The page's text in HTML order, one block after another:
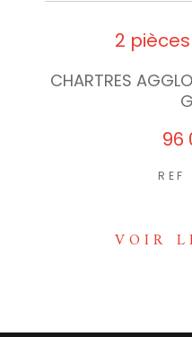
2
CHARTRES
96
VOIR